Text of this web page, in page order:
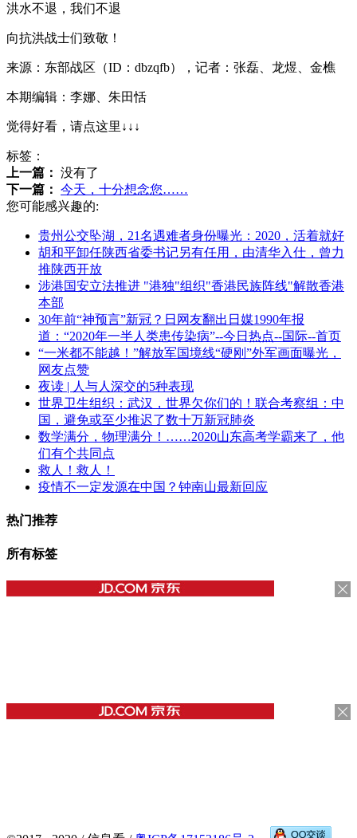
洪水不退，我们不退
向抗洪战士们致敬！
来源：东部战区（ID：dbzqfb），记者：张磊、龙煜、金樵
本期编辑：李娜、朱田恬
觉得好看，请点这里↓↓↓
标签：
上一篇： 没有了
下一篇： 今天，十分想念您……
您可能感兴趣的:
贵州公交坠湖，21名遇难者身份曝光：2020，活着就好
胡和平卸任陕西省委书记另有任用，由清华入仕，曾力
推陕西开放
涉港国安立法推进 "港独"组织"香港民族阵线"解散香港
本部
30年前“神预言”新冠？日网友翻出日媒1990年报
道：“2020年一半人类患传染病”--今日热点--国际--首页
“一米都不能越！”解放军国境线“硬刚”外军画面曝光，
网友点赞
夜读 | 人与人深交的5种表现
世界卫生组织：武汉，世界欠你们的！联合考察组：中
国，避免或至少推迟了数十万新冠肺炎
数学满分，物理满分！……2020山东高考学霸来了，他
们有个共同点
救人！救人！
疫情不一定发源在中国？钟南山最新回应
热门推荐
所有标签